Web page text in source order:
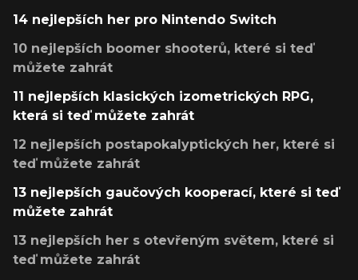
14 nejlepších her pro Nintendo Switch
10 nejlepších boomer shooterů, které si teď
můžete zahrát
11 nejlepších klasických izometrických RPG,
která si teď můžete zahrát
12 nejlepších postapokalyptických her, které si
teď můžete zahrát
13 nejlepších gaučových kooperací, které si teď
můžete zahrát
13 nejlepších her s otevřeným světem, které si
teď můžete zahrát